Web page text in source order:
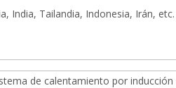
India, Tailandia, Indonesia, Irán, etc.
de calentamiento por